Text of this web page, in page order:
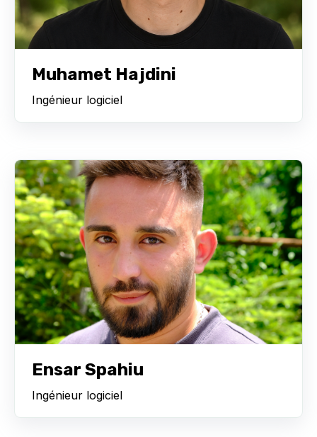
Muhamet Hajdini
Ingénieur logiciel
Ensar Spahiu
Ingénieur logiciel